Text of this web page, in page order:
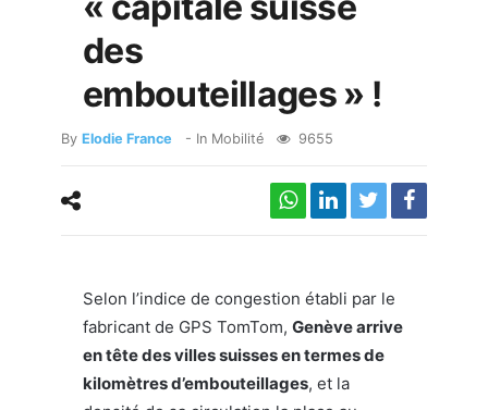
des
embouteillages » !
By Elodie France - In Mobilité 9655
Selon l’indice de congestion établi par le
fabricant de GPS TomTom, Genève arrive
en tête des villes suisses en termes de
kilomètres d’embouteillages, et la